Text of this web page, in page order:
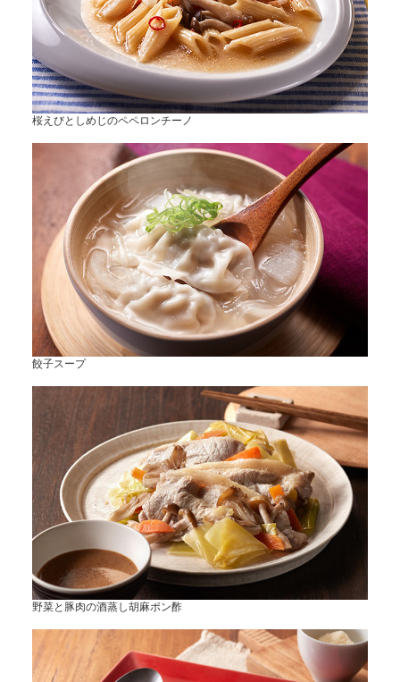
桜えびとしめじのペペロンチーノ
餃子スープ
野菜と豚肉の酒蒸し胡麻ポン酢